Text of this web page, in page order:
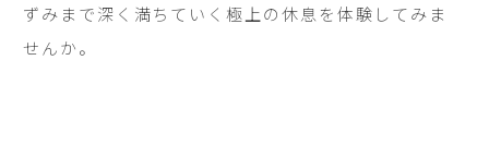
ずみまで深く満ちていく極上の休息を体験してみま
せんか。